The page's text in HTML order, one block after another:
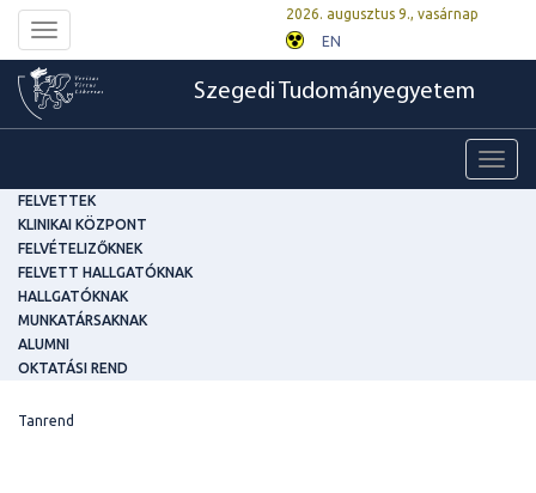
Toggle
navigation
2026. augusztus 9., vasárnap
EN
Szegedi Tudományegyetem
FELVETTEK
KLINIKAI KÖZPONT
FELVÉTELIZŐKNEK
FELVETT HALLGATÓKNAK
HALLGATÓKNAK
MUNKATÁRSAKNAK
ALUMNI
OKTATÁSI REND
Tanrend